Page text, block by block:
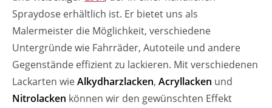
Spraydose erhältlich ist. Er bietet uns als
Malermeister die Möglichkeit, verschiedene
Untergründe wie Fahrräder, Autoteile und andere
Gegenstände effizient zu lackieren. Mit verschiedenen
Lackarten wieAlkydharzlacken, Acryllacken und
Nitrolacken können wir den gewünschten Effekt